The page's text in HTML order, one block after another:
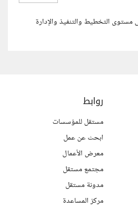
مستوى التخطيط والتنفيذ والإدارة
روابط
مستقل للمؤسسات
ابحث عن عمل
معرض الأعمال
مجتمع مستقل
مدونة مستقل
مركز المساعدة